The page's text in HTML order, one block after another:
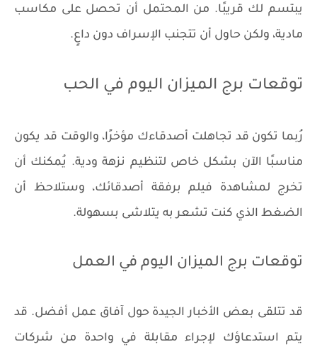
يبتسم لك قريبًا. من المحتمل أن تحصل على مكاسب
مادية، ولكن حاول أن تتجنب الإسراف دون داعٍ.
توقعات برج الميزان اليوم في الحب
رُبما تكون قد تجاهلت أصدقاءك مؤخرًا، والوقت قد يكون
مناسبًا الآن بشكل خاص لتنظيم نزهة ودية. يُمكنك أن
تخرج لمشاهدة فيلم برفقة أصدقائك، وستلاحظ أن
الضغط الذي كنت تشعر به يتلاشى بسهولة.
توقعات برج الميزان اليوم في العمل
قد تتلقى بعض الأخبار الجيدة حول آفاق عمل أفضل. قد
يتم استدعاؤك لإجراء مقابلة في واحدة من شركات